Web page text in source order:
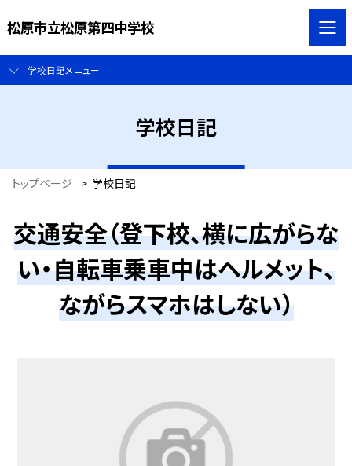
松原市立松原第四中学校
学校日記メニュー
学校日記
トップページ > 学校日記
交通安全（登下校、横に広がらな
い・自転車乗車中はヘルメット、
ながらスマホはしない）